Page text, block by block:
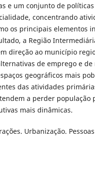
e um conjunto de
concentrando
os principais elementos
a Região
direção ao município
de emprego e de
geográficos mais
das atividades
a perder população
mais dinâmicas.
Urbanização.